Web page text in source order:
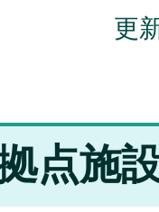
更
点施